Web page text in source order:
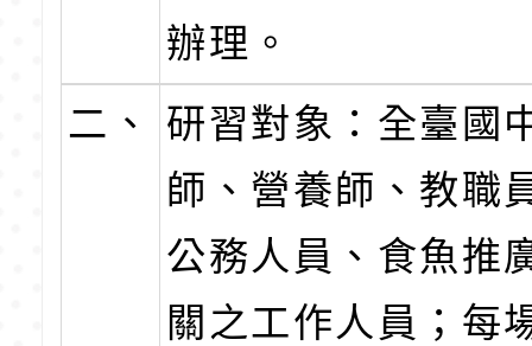
辦理。
二、
研習對象：全臺國
師、營養師、教職
公務人員、食魚推
關之工作人員；每